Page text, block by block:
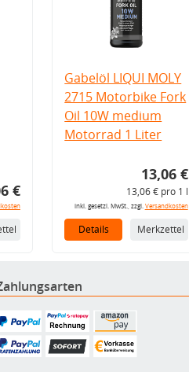
€
Gabelöl LIQUI MOLY
2715 Motorbike Fork
Oil 10W medium
Motorrad 1 Liter
13,06 €
13,06 € pro 1 l
inkl. gesetzl. MwSt., zzgl. Versandkosten
Details Merkzettel